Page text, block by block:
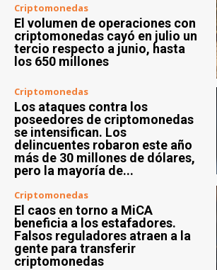
Criptomonedas
El volumen de operaciones con
criptomonedas cayó en julio un
tercio respecto a junio, hasta
los 650 millones
Criptomonedas
Los ataques contra los
poseedores de criptomonedas
se intensifican. Los
delincuentes robaron este año
más de 30 millones de dólares,
pero la mayoría de...
Criptomonedas
El caos en torno a MiCA
beneficia a los estafadores.
Falsos reguladores atraen a la
gente para transferir
criptomonedas